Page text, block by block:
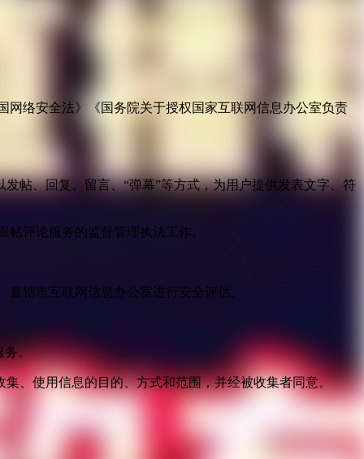
络安全法》《国务院关于授权国家互联网信息办公室负责
帖、回复、留言、“弹幕”等方式，为用户提供发表文字、符
评论服务的监督管理执法工作。
辖市互联网信息办公室进行安全评估。
务。
、使用信息的目的、方式和范围，并经被收集者同意。